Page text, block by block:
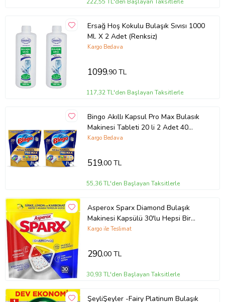
222,55 TL'den Başlayan Taksitlerle
Ersağ Hoş Kokulu Bulaşık Sıvısı 1000
Ml. X 2 Adet (Renksiz)
Kargo Bedava
1099,90 TL
117,32 TL'den Başlayan Taksitlerle
Bingo Akıllı Kapsul Pro Max Bulasık
Makinesi Tableti 20 li 2 Adet 40
Kapsul
Kargo Bedava
519,00 TL
55,36 TL'den Başlayan Taksitlerle
Asperox Sparx Diamond Bulaşık
Makinesi Kapsülü 30'lu Hepsi Bir
Arada
Kargo ile Teslimat
290,00 TL
30,93 TL'den Başlayan Taksitlerle
ŞeyliŞeyler -Fairy Platinum Bulaşık